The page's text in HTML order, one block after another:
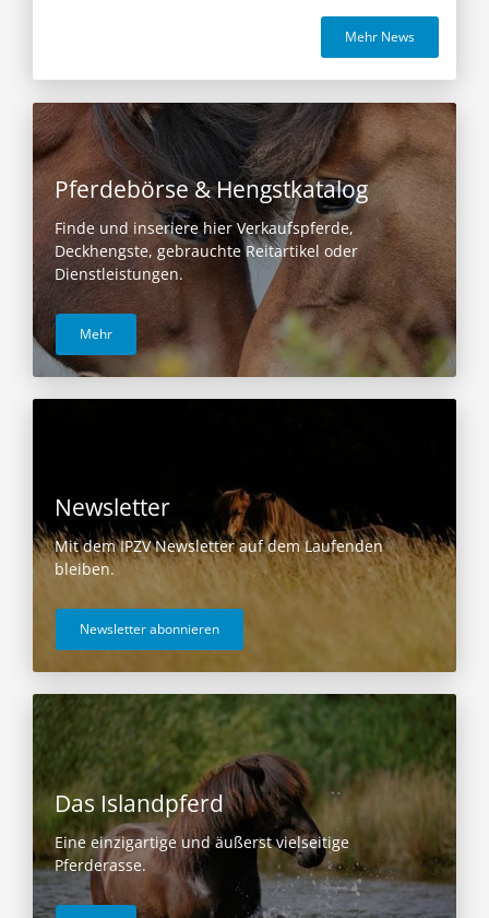
Mehr News
Pferdebörse & Hengstkatalog
Finde und inseriere hier Verkaufspferde,
Deckhengste, gebrauchte Reitartikel oder
Dienstleistungen.
Mehr
Newsletter
Mit dem IPZV Newsletter auf dem Laufenden
bleiben.
Newsletter abonnieren
Das Islandpferd
Eine einzigartige und äußerst vielseitige
Pferderasse.